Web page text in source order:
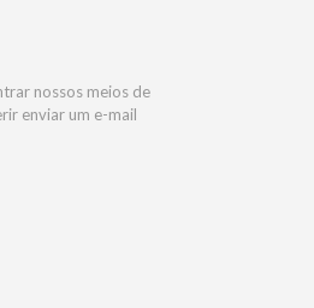
nossos meios de
enviar um e-mail